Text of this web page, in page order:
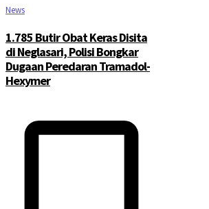
News
1.785 Butir Obat Keras Disita
di Neglasari, Polisi Bongkar
Dugaan Peredaran Tramadol-
Hexymer